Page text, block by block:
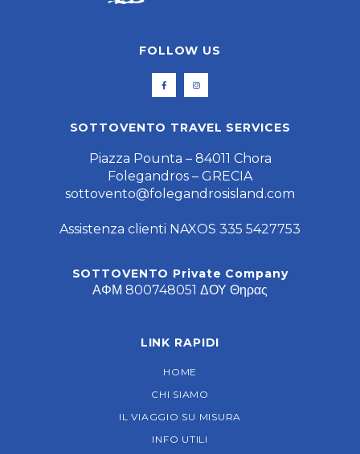
FOLLOW US
SOTTOVENTO TRAVEL SERVICES
Piazza Pounta – 84011 Chora
Folegandros – GRECIA
sottovento@folegandrosisland.com
Assistenza clienti NAXOS 335 5427753
SOTTOVENTO Private Company
ΑΦΜ 800748051 ΔΟΥ Θηρας
LINK RAPIDI
HOME
CHI SIAMO
IL VIAGGIO SU MISURA
INFO UTILI